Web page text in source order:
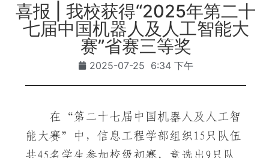
喜报 | 我校获得“2025年第二十
七届中国机器人及人工智能大
赛”省赛三等奖
2025-07-25 6:34 下午
在“第二十七届中国机器人及人工智
能大赛”中，信息工程学部组织15只队伍
共45名学生参加校级初赛，竞选出9只队